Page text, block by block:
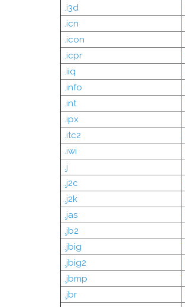
.i3d
.icn
.icon
.icpr
.iiq
.info
.int
.ipx
.itc2
.iwi
.j
.j2c
.j2k
.jas
.jb2
.jbig
.jbig2
.jbmp
.jbr